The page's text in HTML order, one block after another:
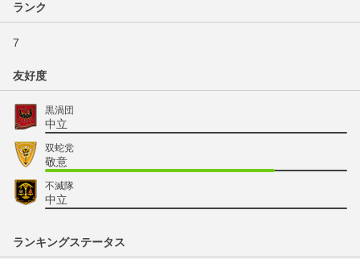
ランク
7
友好度
黒渦団
中立
双蛇党
敬意
不滅隊
中立
ランキングステータス